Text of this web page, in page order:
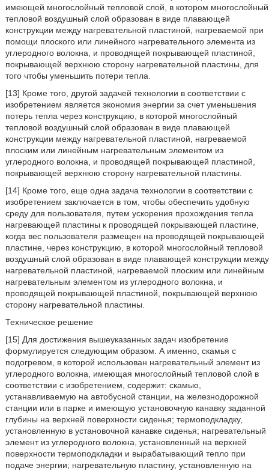
имеющей многослойный тепловой слой, в котором многослойный
тепловой воздушный слой образован в виде плавающей
конструкции между нагревательной пластиной, нагреваемой при
помощи плоского или линейного нагревательного элемента из
углеродного волокна, и проводящей покрывающей пластиной,
покрывающей верхнюю сторону нагревательной пластины, для
того чтобы уменьшить потери тепла.
[13] Кроме того, другой задачей технологии в соответствии с
изобретением является экономия энергии за счет уменьшения
потерь тепла через конструкцию, в которой многослойный
тепловой воздушный слой образован в виде плавающей
конструкции между нагревательной пластиной, нагреваемой
плоским или линейным нагревательным элементом из
углеродного волокна, и проводящей покрывающей пластиной,
покрывающей верхнюю сторону нагревательной пластины.
[14] Кроме того, еще одна задача технологии в соответствии с
изобретением заключается в том, чтобы обеспечить удобную
среду для пользователя, путем ускорения прохождения тепла
нагревающей пластины к проводящей покрывающей пластине,
когда вес пользователя размещен на проводящей покрывающей
пластине, через конструкцию, в которой многослойный тепловой
воздушный слой образован в виде плавающей конструкции между
нагревательной пластиной, нагреваемой плоским или линейным
нагревательным элементом из углеродного волокна, и
проводящей покрывающей пластиной, покрывающей верхнюю
сторону нагревательной пластины.
Техническое решение
[15] Для достижения вышеуказанных задач изобретение
формулируется следующим образом. А именно, скамья с
подогревом, в которой использован нагревательный элемент из
углеродного волокна, имеющая многослойный тепловой слой в
соответствии с изобретением, содержит: скамью,
устанавливаемую на автобусной станции, на железнодорожной
станции или в парке и имеющую установочную канавку заданной
глубины на верхней поверхности сиденья; термоподкладку,
установленную в установочной канавке сиденья; нагревательный
элемент из углеродного волокна, установленный на верхней
поверхности термоподкладки и вырабатывающий тепло при
подаче энергии; нагревательную пластину, установленную на